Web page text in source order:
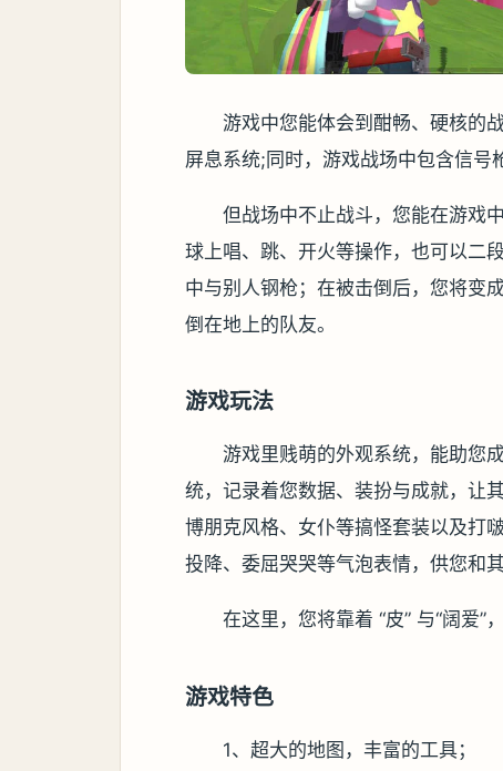
游戏中您能体会到酣畅、硬核的
屏息系统;同时，游戏战场中包含信号
但战场中不止战斗，您能在游戏
球上唱、跳、开火等操作，也可以二
中与别人钢枪；在被击倒后，您将变
倒在地上的队友。
游戏玩法
游戏里贱萌的外观系统，能助您
统，记录着您数据、装扮与成就，让
博朋克风格、女仆等搞怪套装以及打
投降、委屈哭哭等气泡表情，供您和
在这里，您将靠着 “皮” 与“阔爱”
游戏特色
1、超大的地图，丰富的工具；